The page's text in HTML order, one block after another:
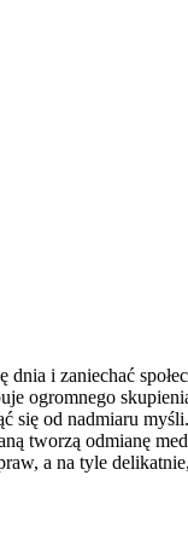
i zaniechać
ogromnego
się od nadmiaru
tworzą odmianę
a na tyle